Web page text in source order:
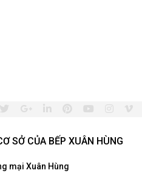
SỞ CỦA BẾP XUÂN HÙNG
mại Xuân Hùng